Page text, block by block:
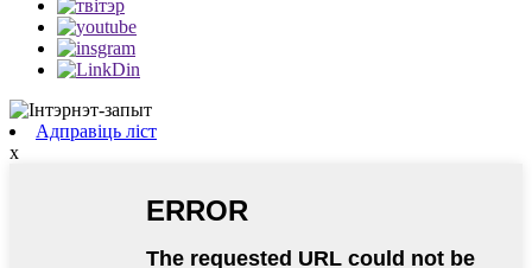
Адправіць ліст
x